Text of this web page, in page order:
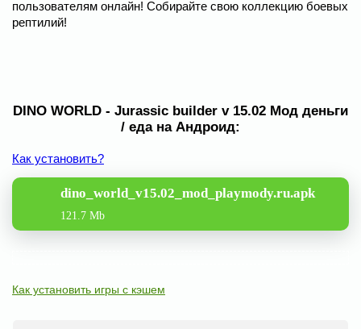
пользователям онлайн! Собирайте свою коллекцию боевых
рептилий!
DINO WORLD - Jurassic builder v 15.02 Мод деньги
/ еда на Андроид:
Как установить?
dino_world_v15.02_mod_playmody.ru.apk
121.7 Mb
Как установить игры с кэшем